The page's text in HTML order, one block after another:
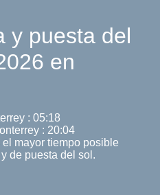
y puesta del
en
: 05:18
: 20:04
mayor tiempo posible
de puesta del sol.